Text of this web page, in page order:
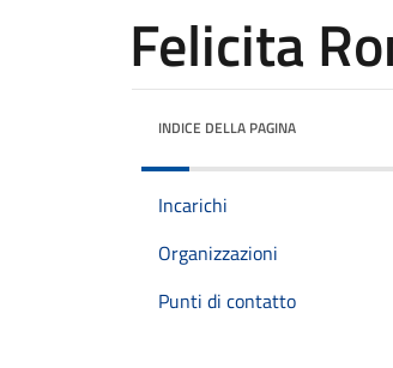
Felicita
INDICE DELLA PAGINA
Incarichi
Organizzazioni
Punti di contatto